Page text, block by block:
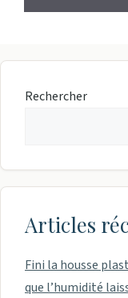
Rechercher
Articles
Fini la housse
que l’humidité